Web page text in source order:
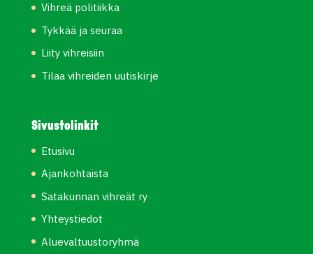
Vihreä politiikka
Tykkää ja seuraa
Liity vihreisiin
Tilaa vihreiden uutiskirje
Sivustolinkit
Etusivu
Ajankohtaista
Satakunnan vihreät ry
Yhteystiedot
Aluevaltuustoryhmä